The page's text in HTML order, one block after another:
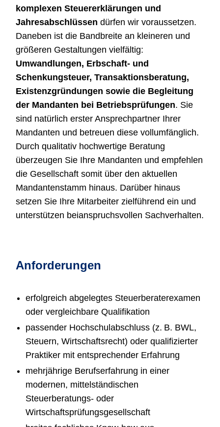
komplexen Steuererklärungen und
Jahresabschlüssen dürfen wir voraussetzen.
Daneben ist die Bandbreite an kleineren und
größeren Gestaltungen vielfältig:
Umwandlungen, Erbschaft- und
Schenkungsteuer, Transaktionsberatung,
Existenzgründungen sowie die Begleitung
der Mandanten bei Betriebsprüfungen. Sie
sind natürlich erster Ansprechpartner Ihrer
Mandanten und betreuen diese vollumfänglich.
Durch qualitativ hochwertige Beratung
überzeugen Sie Ihre Mandanten und empfehlen
die Gesellschaft somit über den aktuellen
Mandantenstamm hinaus. Darüber hinaus
setzen Sie Ihre Mitarbeiter zielführend ein und
unterstützen beianspruchsvollen Sachverhalten.
Anforderungen
erfolgreich abgelegtes Steuerberaterexamen
oder vergleichbare Qualifikation
passender Hochschulabschluss (z. B. BWL,
Steuern, Wirtschaftsrecht) oder qualifizierter
Praktiker mit entsprechender Erfahrung
mehrjährige Berufserfahrung in einer
modernen, mittelständischen
Steuerberatungs- oder
Wirtschaftsprüfungsgesellschaft